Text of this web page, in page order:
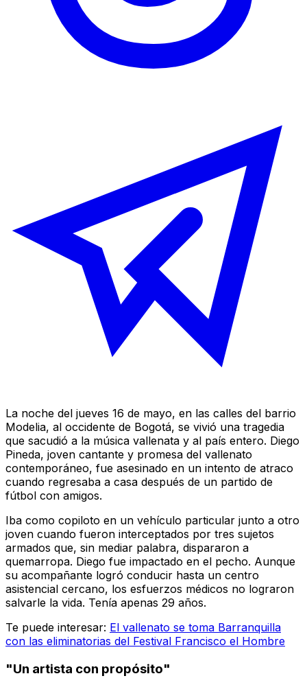
La noche del jueves 16 de mayo, en las calles del barrio
Modelia, al occidente de Bogotá, se vivió una tragedia
que sacudió a la música vallenata y al país entero. Diego
Pineda, joven cantante y promesa del vallenato
contemporáneo, fue asesinado en un intento de atraco
cuando regresaba a casa después de un partido de
fútbol con amigos.
Iba como copiloto en un vehículo particular junto a otro
joven cuando fueron interceptados por tres sujetos
armados que, sin mediar palabra, dispararon a
quemarropa. Diego fue impactado en el pecho. Aunque
su acompañante logró conducir hasta un centro
asistencial cercano, los esfuerzos médicos no lograron
salvarle la vida. Tenía apenas 29 años.
Te puede interesar: El vallenato se toma Barranquilla
con las eliminatorias del Festival Francisco el Hombre
"Un artista con propósito"